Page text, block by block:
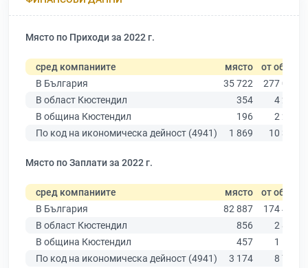
Място по Приходи за 2022 г.
сред компаниите място от общо
В България
35 722
277 019
В област Кюстендил
354
4 269
В община Кюстендил
196
2 217
По код на икономическа дейност (4941)
1 869 10 330
Място по Заплати за 2022 г.
сред компаниите място от общо
В България
82 887
174 403
В област Кюстендил
856
2 876
В община Кюстендил
457
1 548
По код на икономическа дейност (4941)
3 174 8 756